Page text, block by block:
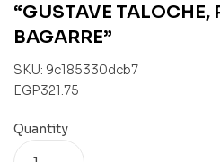
“GUSTAVE TALOCHE,
BAGARRE”
SKU: 9c185330dcb7
EGP321.75
Quantity